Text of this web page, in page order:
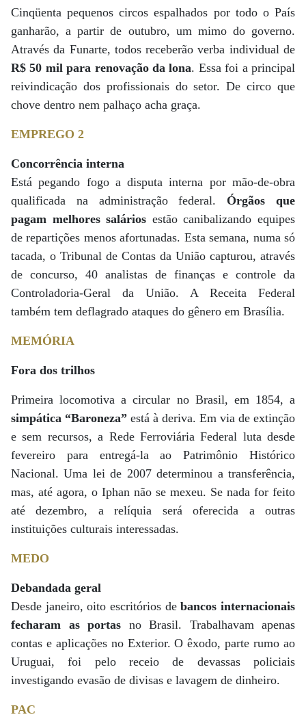
Cinqüenta pequenos circos espalhados por todo o País
ganharão, a partir de outubro, um mimo do governo.
Através da Funarte, todos receberão verba individual de
R$ 50 mil para renovação da lona. Essa foi a principal
reivindicação dos profissionais do setor. De circo que
chove dentro nem palhaço acha graça.
EMPREGO 2
Concorrência interna
Está pegando fogo a disputa interna por mão-de-obra
qualificada na administração federal. Órgãos que
pagam melhores salários estão canibalizando equipes
de repartições menos afortunadas. Esta semana, numa só
tacada, o Tribunal de Contas da União capturou, através
de concurso, 40 analistas de finanças e controle da
Controladoria-Geral da União. A Receita Federal
também tem deflagrado ataques do gênero em Brasília.
MEMÓRIA
Fora dos trilhos
Primeira locomotiva a circular no Brasil, em 1854, a
simpática “Baroneza” está à deriva. Em via de extinção
e sem recursos, a Rede Ferroviária Federal luta desde
fevereiro para entregá-la ao Patrimônio Histórico
Nacional. Uma lei de 2007 determinou a transferência,
mas, até agora, o Iphan não se mexeu. Se nada for feito
até dezembro, a relíquia será oferecida a outras
instituições culturais interessadas.
MEDO
Debandada geral
Desde janeiro, oito escritórios debancos internacionais
fecharam as portas no Brasil. Trabalhavam apenas
contas e aplicações no Exterior. O êxodo, parte rumo ao
Uruguai, foi pelo receio de devassas policiais
investigando evasão de divisas e lavagem de dinheiro.
PAC